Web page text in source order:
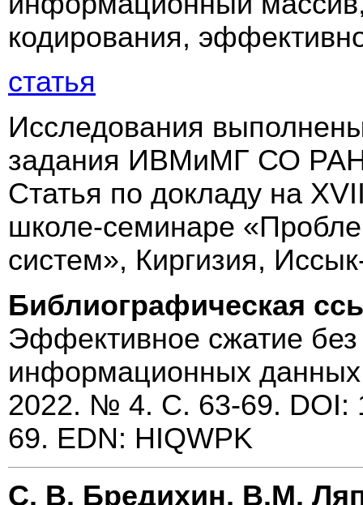
кодирования,
статья
Исследования
задания ИВМиМГ СО РАН
Статья по докладу на
школе-семинаре
систем», Киргизия,
Библиографическая
Эффективное сжатие
информационных
2022. № 4. С. 63-69. DOI:
69. EDN: HIQWPK
С. В. Бредихин, В.М.